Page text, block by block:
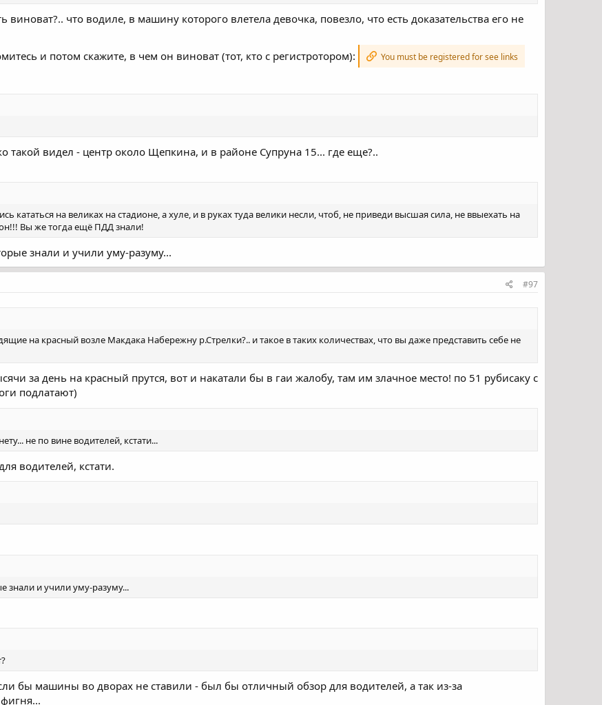
виноват?.. что водиле, в машину которого влетела девочка, повезло, что есть доказательства его не
и потом скажите, в чем он виноват (тот, кто с регистротором):
You must be registered for see links
такой видел - центр около Щепкина, и в районе Супруна 15... где еще?..
кататься на великах на стадионе, а хуле, и в руках туда велики несли, чтоб, не приведи высшая сила, не ввыехать на
Вы же тогда ещё ПДД знали!
знали и учили уму-разуму...
#97
на красный возле Макдака Набережну р.Стрелки?.. и такое в таких количествах, что вы даже представить себе не
за день на красный прутся, вот и накатали бы в гаи жалобу, там им злачное место! по 51 рубисаку с
подлатают)
не по вине водителей, кстати...
водителей, кстати.
знали и учили уму-разуму...
бы машины во дворах не ставили - был бы отличный обзор для водителей, а так из-за